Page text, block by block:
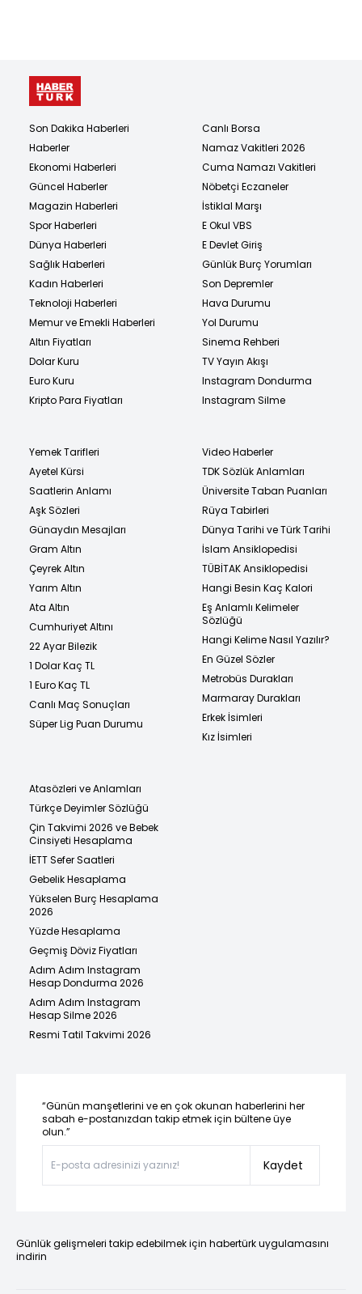
Son Dakika Haberleri
Haberler
Ekonomi Haberleri
Güncel Haberler
Magazin Haberleri
Spor Haberleri
Dünya Haberleri
Sağlık Haberleri
Kadın Haberleri
Teknoloji Haberleri
Memur ve Emekli Haberleri
Altın Fiyatları
Dolar Kuru
Euro Kuru
Kripto Para Fiyatları
Canlı Borsa
Namaz Vakitleri 2026
Cuma Namazı Vakitleri
Nöbetçi Eczaneler
İstiklal Marşı
E Okul VBS
E Devlet Giriş
Günlük Burç Yorumları
Son Depremler
Hava Durumu
Yol Durumu
Sinema Rehberi
TV Yayın Akışı
Instagram Dondurma
Instagram Silme
Yemek Tarifleri
Ayetel Kürsi
Saatlerin Anlamı
Aşk Sözleri
Günaydın Mesajları
Gram Altın
Çeyrek Altın
Yarım Altın
Ata Altın
Cumhuriyet Altını
22 Ayar Bilezik
1 Dolar Kaç TL
1 Euro Kaç TL
Canlı Maç Sonuçları
Süper Lig Puan Durumu
Video Haberler
TDK Sözlük Anlamları
Üniversite Taban Puanları
Rüya Tabirleri
Dünya Tarihi ve Türk Tarihi
İslam Ansiklopedisi
TÜBİTAK Ansiklopedisi
Hangi Besin Kaç Kalori
Eş Anlamlı Kelimeler
Sözlüğü
Hangi Kelime Nasıl Yazılır?
En Güzel Sözler
Metrobüs Durakları
Marmaray Durakları
Erkek İsimleri
Kız İsimleri
Atasözleri ve Anlamları
Türkçe Deyimler Sözlüğü
Çin Takvimi 2026 ve Bebek
Cinsiyeti Hesaplama
İETT Sefer Saatleri
Gebelik Hesaplama
Yükselen Burç Hesaplama
2026
Yüzde Hesaplama
Geçmiş Döviz Fiyatları
Adım Adım Instagram
Hesap Dondurma 2026
Adım Adım Instagram
Hesap Silme 2026
Resmi Tatil Takvimi 2026
“Günün manşetlerini ve en çok okunan haberlerini her
sabah e-postanızdan takip etmek için bültene üye
olun.”
Kaydet
Günlük gelişmeleri takip edebilmek için habertürk uygulamasını
indirin